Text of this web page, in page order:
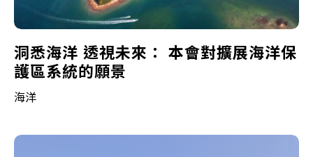
洞悉海洋 透視未來： 本會對擴展海洋保
護區系統的願景
海洋